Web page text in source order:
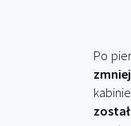
Po